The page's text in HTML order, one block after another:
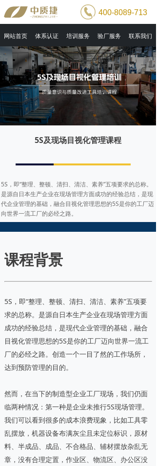
网站首页 体系认证 培训服务 验厂服务 联系我们
400-8089-713
5S及现场目视化管理课程
5S，即“整理、整顿、清扫、清洁、素养”五项要求的总称。
是源自日本生产企业在现场管理方面成功的经验总结，是现
代企业管理的基础，融合目视化管理思想的5S是你的工厂迈
向世界一流工厂的必经之路。
课程背景
5S，即“整理、整顿、清扫、清洁、素养”五项要
求的总称。是源自日本生产企业在现场管理方面
成功的经验总结，是现代企业管理的基础，融合
目视化管理思想的5S是你的工厂迈向世界一流工
厂的必经之路。创造一个一目了然的工作场所，
达到预防管理的目的。
然而，在当下的制造型企业工厂现场，我们仍面
临两种情况：第一种是企业未推行5S现场管理。
我们可以看到很多的成本浪费现象，比如工具零
乱摆放，机器设备布满灰尘且未定位标识，原材
料、半成品、成品、不合格品、辅材摆放杂乱无
章，没有合理定置，作业区、物流区、办公区没